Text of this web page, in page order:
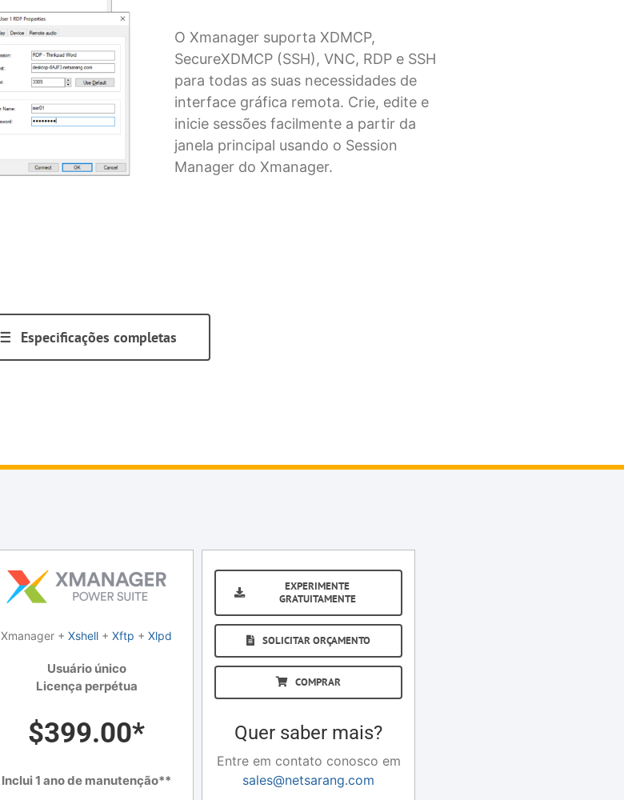
O Xmanager suporta XDMCP,
SecureXDMCP (SSH), VNC, RDP e SSH
para todas as suas necessidades de
interface gráfica remota. Crie, edite e
inicie sessões facilmente a partir da
janela principal usando o Session
Manager do Xmanager.
Especificações completas
Xmanager + Xshell + Xftp + Xlpd
Usuário único
Licença perpétua
$399.00*
Inclui 1 ano de manutenção**
EXPERIMENTE
GRATUITAMENTE
SOLICITAR ORÇAMENTO
COMPRAR
Quer saber mais?
Entre em contato conosco em
sales@netsarang.com